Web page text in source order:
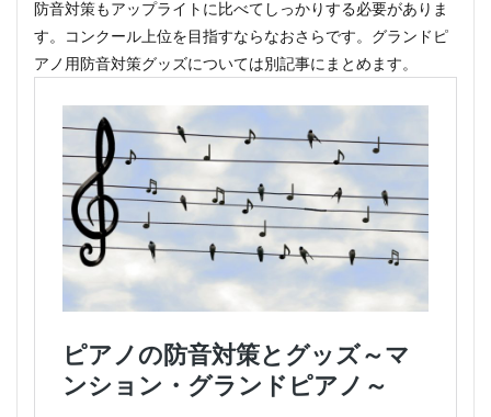
防音対策もアップライトに比べてしっかりする必要がありま
す。コンクール上位を目指すならなおさらです。グランドピ
アノ用防音対策グッズについては別記事にまとめます。